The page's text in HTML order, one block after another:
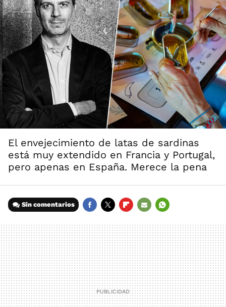
El envejecimiento de latas de sardinas
está muy extendido en Francia y Portugal,
pero apenas en España. Merece la pena
Sin comentarios
MAIL